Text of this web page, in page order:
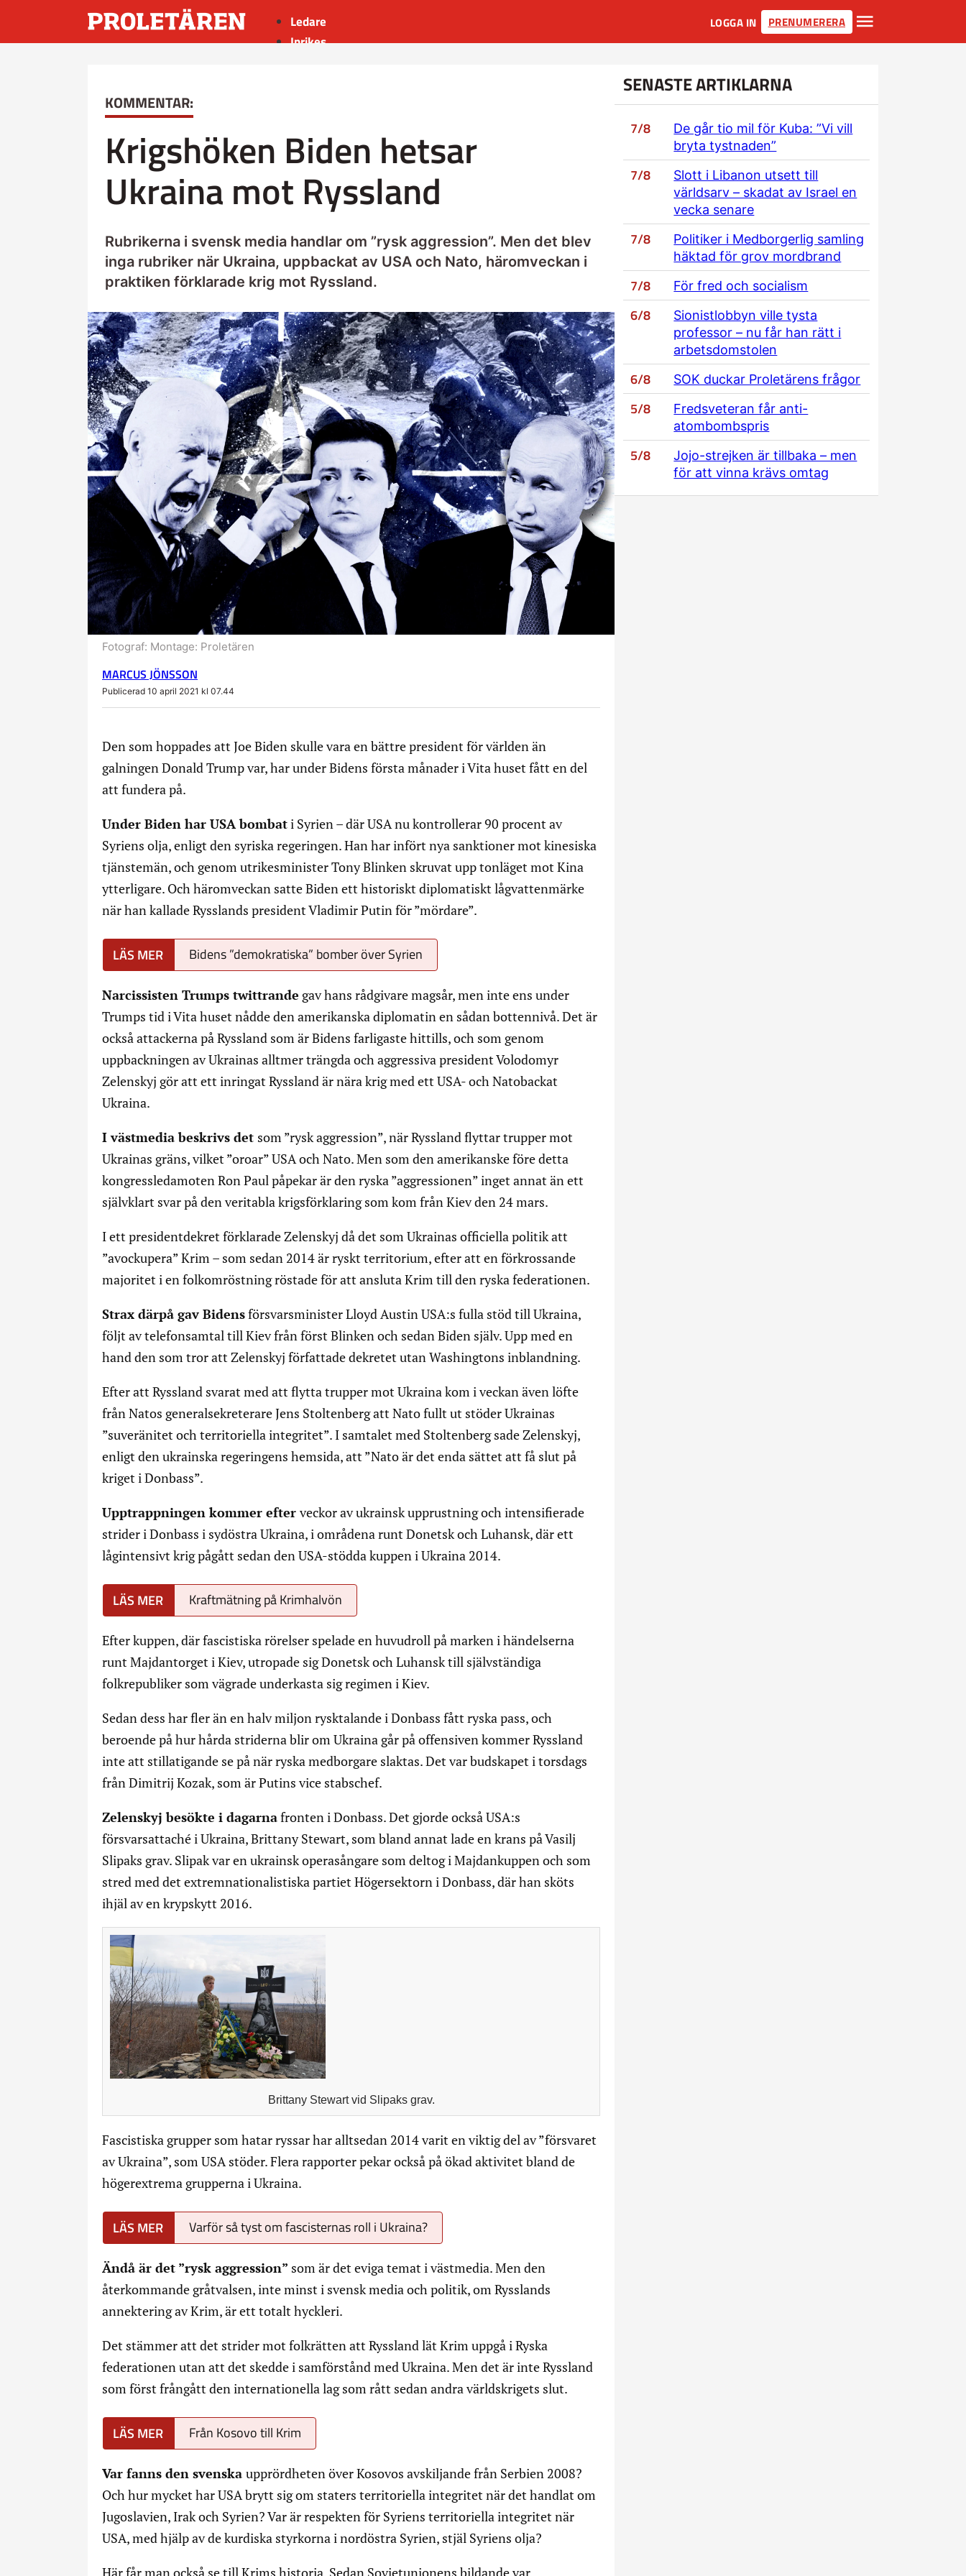
Ledare
Inrikes
LOGGA IN PRENUMERERA
KOMMENTAR:
Krigshöken Biden hetsar
Ukraina mot Ryssland
Rubrikerna i svensk media handlar om ”rysk aggression”. Men det blev
inga rubriker när Ukraina, uppbackat av USA och Nato, häromveckan i
praktiken förklarade krig mot Ryssland.
Fotograf: Montage: Proletären
MARCUS JÖNSSON
Publicerad 10 april 2021 kl 07.44
Den som hoppades att Joe Biden skulle vara en bättre president för världen än
galningen Donald Trump var, har under Bidens första månader i Vita huset fått en del
att fundera på.
Under Biden har USA bombati Syrien – där USA nu kontrollerar 90 procent av
Syriens olja, enligt den syriska regeringen. Han har infört nya sanktioner mot kinesiska
tjänstemän, och genom utrikesminister Tony Blinken skruvat upp tonläget mot Kina
ytterligare. Och häromveckan satte Biden ett historiskt diplomatiskt lågvattenmärke
när han kallade Rysslands president Vladimir Putin för ”mördare”.
Bidens ”demokratiska” bomber över Syrien
Narcissisten Trumps twittrande gav hans rådgivare magsår, men inte ens under
Trumps tid i Vita huset nådde den amerikanska diplomatin en sådan bottennivå. Det är
också attackerna på Ryssland som är Bidens farligaste hittills, och som genom
uppbackningen av Ukrainas alltmer trängda och aggressiva president Volodomyr
Zelenskyj gör att ett inringat Ryssland är nära krig med ett USA- och Natobackat
Ukraina.
I västmedia beskrivs det som ”rysk aggression”, när Ryssland flyttar trupper mot
Ukrainas gräns, vilket ”oroar” USA och Nato. Men som den amerikanske före detta
kongressledamoten Ron Paul påpekar är den ryska ”aggressionen” inget annat än ett
självklart svar på den veritabla krigsförklaring som kom från Kiev den 24 mars.
I ett presidentdekret förklarade Zelenskyj då det som Ukrainas officiella politik att
”avockupera” Krim – som sedan 2014 är ryskt territorium, efter att en förkrossande
majoritet i en folkomröstning röstade för att ansluta Krim till den ryska federationen.
Strax därpå gav Bidensförsvarsminister Lloyd Austin USA:s fulla stöd till Ukraina,
följt av telefonsamtal till Kiev från först Blinken och sedan Biden själv. Upp med en
hand den som tror att Zelenskyj författade dekretet utan Washingtons inblandning.
Efter att Ryssland svarat med att flytta trupper mot Ukraina kom i veckan även löfte
från Natos generalsekreterare Jens Stoltenberg att Nato fullt ut stöder Ukrainas
”suveränitet och territoriella integritet”. I samtalet med Stoltenberg sade Zelenskyj,
enligt den ukrainska regeringens hemsida, att ”Nato är det enda sättet att få slut på
kriget i Donbass”.
Upptrappningen kommer efter veckor av ukrainsk upprustning och intensifierade
strider i Donbass i sydöstra Ukraina, i områdena runt Donetsk och Luhansk, där ett
lågintensivt krig pågått sedan den USA-stödda kuppen i Ukraina 2014.
Kraftmätning på Krimhalvön
Efter kuppen, där fascistiska rörelser spelade en huvudroll på marken i händelserna
runt Majdantorget i Kiev, utropade sig Donetsk och Luhansk till självständiga
folkrepubliker som vägrade underkasta sig regimen i Kiev.
Sedan dess har fler än en halv miljon rysktalande i Donbass fått ryska pass, och
beroende på hur hårda striderna blir om Ukraina går på offensiven kommer Ryssland
inte att stillatigande se på när ryska medborgare slaktas. Det var budskapet i torsdags
från Dimitrij Kozak, som är Putins vice stabschef.
Zelenskyj besökte i dagarnafronten i Donbass. Det gjorde också USA:s
försvarsattaché i Ukraina, Brittany Stewart, som bland annat lade en krans på Vasilj
Slipaks grav. Slipak var en ukrainsk operasångare som deltog i Majdankuppen och som
stred med det extremnationalistiska partiet Högersektorn i Donbass, där han sköts
ihjäl av en krypskytt 2016.
Brittany Stewart vid Slipaks grav.
Fascistiska grupper som hatar ryssar har alltsedan 2014 varit en viktig del av ”försvaret
av Ukraina”, som USA stöder. Flera rapporter pekar också på ökad aktivitet bland de
högerextrema grupperna i Ukraina.
Varför så tyst om fascisternas roll i Ukraina?
Ändå är det ”rysk aggression” som är det eviga temat i västmedia. Men den
återkommande gråtvalsen, inte minst i svensk media och politik, om Rysslands
annektering av Krim, är ett totalt hyckleri.
Det stämmer att det strider mot folkrätten att Ryssland lät Krim uppgå i Ryska
federationen utan att det skedde i samförstånd med Ukraina. Men det är inte Ryssland
som först frångått den internationella lag som rått sedan andra världskrigets slut.
Från Kosovo till Krim
Var fanns den svenska upprördheten över Kosovos avskiljande från Serbien 2008?
Och hur mycket har USA brytt sig om staters territoriella integritet när det handlat om
Jugoslavien, Irak och Syrien? Var är respekten för Syriens territoriella integritet när
USA, med hjälp av de kurdiska styrkorna i nordöstra Syrien, stjäl Syriens olja?
Här får man också se till Krims historia. Sedan Sovjetunionens bildande var
SENASTE ARTIKLARNA
7/8
De går tio mil för Kuba: ”Vi vill
bryta tystnaden”
7/8
Slott i Libanon utsett till
världsarv – skadat av Israel en
vecka senare
7/8
Politiker i Medborgerlig samling
häktad för grov mordbrand
7/8 För fred och socialism
6/8
Sionistlobbyn ville tysta
professor – nu får han rätt i
arbetsdomstolen
6/8 SOK duckar Proletärens frågor
5/8
Fredsveteran får anti-
atombombspris
5/8
Jojo-strejken är tillbaka – men
för att vinna krävs omtag